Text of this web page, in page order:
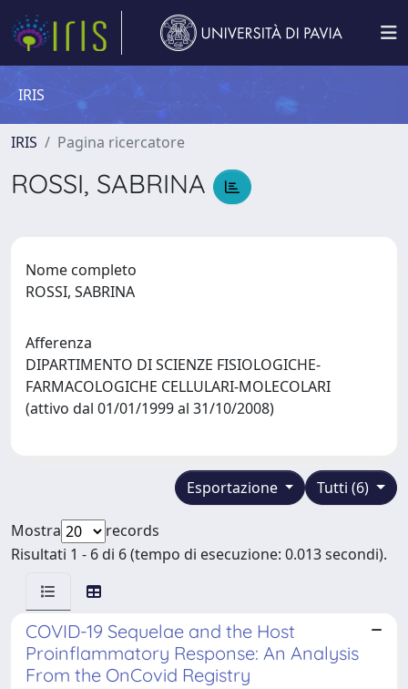
IRIS
IRIS Pagina ricercatore
ROSSI, SABRINA
Nome completo
ROSSI, SABRINA
Afferenza
DIPARTIMENTO DI SCIENZE FISIOLOGICHE-
FARMACOLOGICHE CELLULARI-MOLECOLARI
(attivo dal 01/01/1999 al 31/10/2008)
Tutti (6)
Esportazione
Mostra
records
Risultati 1 - 6 di 6 (tempo di esecuzione: 0.013 secondi).
COVID-19 Sequelae and the Host
Proinflammatory Response: An Analysis
From the OnCovid Registry